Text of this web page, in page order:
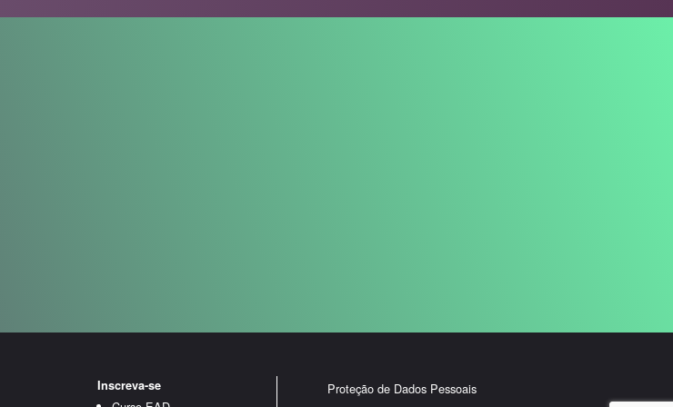
Inscreva-se Proteção de Dados Pessoais